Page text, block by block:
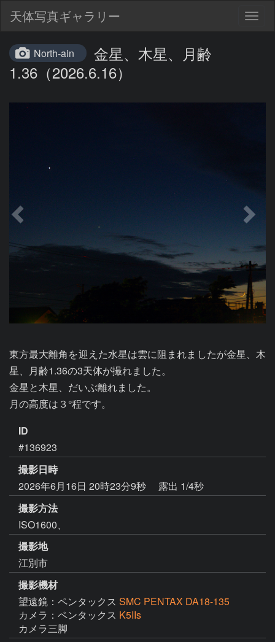
天体写真ギャラリー
North-ain
金星、木星、月齢
1.36（2026.6.16）
東方最大離角を迎えた水星は雲に阻まれましたが金星、木
星、月齢1.36の3天体が撮れました。
金星と木星、だいぶ離れました。
月の高度は３°程です。
ID
#136923
撮影日時
2026年6月16日 20時23分9秒
露出 1/4秒
撮影方法
ISO1600、
撮影地
江別市
撮影機材
望遠鏡：ペンタックス SMC PENTAX DA18-135
カメラ：ペンタックス K5IIs
カメラ三脚